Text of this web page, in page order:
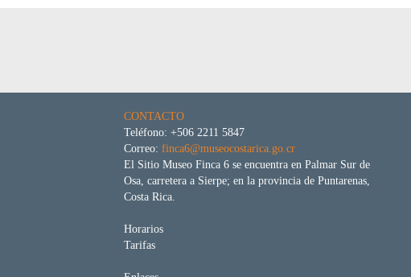
CONTACTO
Teléfono: +506 2211 5847
Correo: finca6@museocostarica.go.cr
El Sitio Museo Finca 6 se encuentra en Palmar Sur de
Osa, carretera a Sierpe; en la provincia de Puntarenas,
Costa Rica.
Horarios
Tarifas